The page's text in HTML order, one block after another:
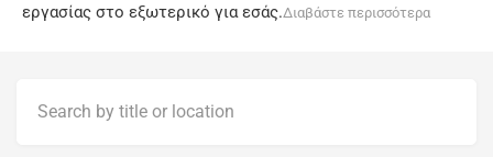
εργασίας στο εξωτερικό για εσάς.Διαβάστε περισσότερα